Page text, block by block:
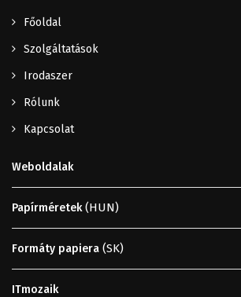
Főoldal
Szolgáltatások
Irodaszer
Rólunk
Kapcsolat
Weboldalak
Papírméretek (HUN)
Formáty papiera (SK)
ITmozaik